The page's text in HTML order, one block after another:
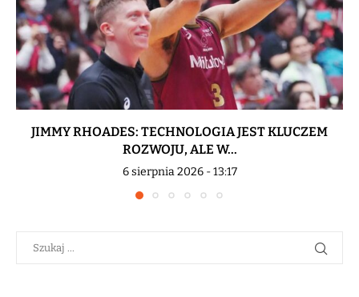
JIMMY RHOADES: TECHNOLOGIA JEST KLUCZEM
ROZWOJU, ALE W...
6 sierpnia 2026 - 13:17